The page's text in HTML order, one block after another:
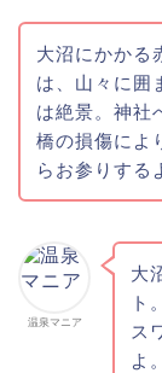
大沼にかかる
は、山々に囲
は絶景。神社
橋の損傷によ
らお参りする
温泉マニア
大
ト
ス
よ。